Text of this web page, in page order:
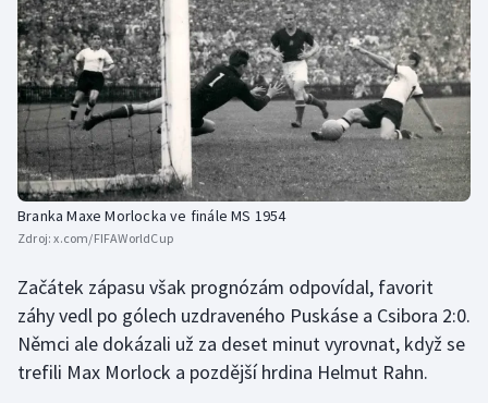
Branka Maxe Morlocka ve finále MS 1954
Zdroj:x.com/FIFAWorldCup
Začátek zápasu však prognózám odpovídal, favorit
záhy vedl po gólech uzdraveného Puskáse a Csibora 2:0.
Němci ale dokázali už za deset minut vyrovnat, když se
trefili Max Morlock a pozdější hrdina Helmut Rahn.